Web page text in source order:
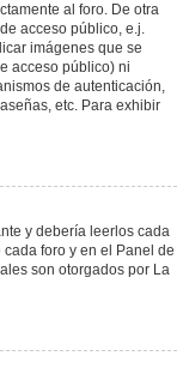
al foro. De otra
acceso público, e.j.
imágenes que se
acceso público) ni
de autenticación,
etc. Para exhibir
y debería leerlos cada
foro y en el Panel de
son otorgados por La